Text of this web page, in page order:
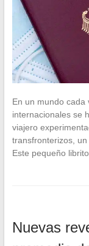
En un mundo cada
internacionales se
viajero
transfronterizos,
Este pequeño
Nuevas